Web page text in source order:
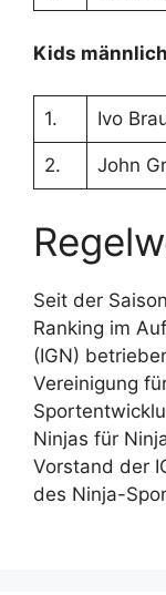
Kids
1. Ivo
2. John
Seit der
Ranking im
(IGN)
Vereinigung
Ninjas für
Vorstand der
des Ninja-